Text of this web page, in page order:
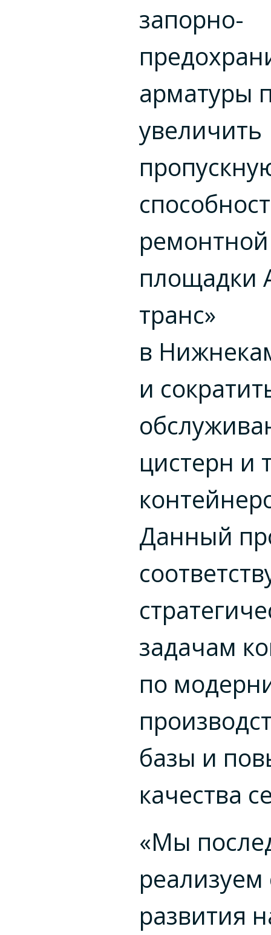
запорно-
арматуры
увеличить
ремонтной
площадки
транс»
в
и
цистерн и
Данный
задачам
по
базы и
качества
«Мы
реализуем
развития